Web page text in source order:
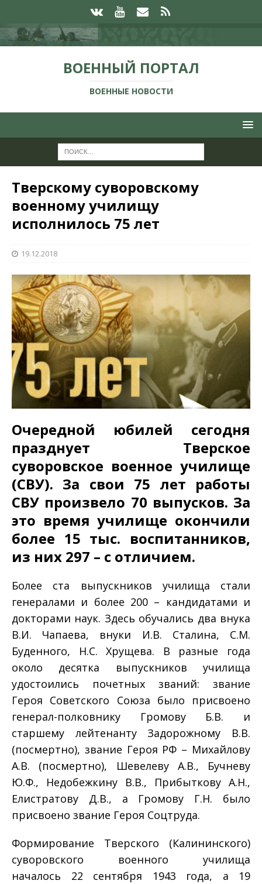
ВОЕННЫЙ ПОРТАЛ
ВОЕННЫЕ НОВОСТИ
Тверскому суворовскому
военному училищу
исполнилось 75 лет
19.12.2018
Очередной юбилей сегодня
празднует Тверское
суворовское военное училище
(СВУ). За свои 75 лет работы
СВУ произвело 70 выпусков. За
это время училище окончили
более 15 тыс. воспитанников,
из них 297 – с отличием.
Более ста выпускников училища стали
генералами и более 200 – кандидатами и
докторами наук. Здесь обучались два внука
В.И. Чапаева, внуки И.В. Сталина, С.М.
Буденного, Н.С. Хрущева. В разные года
около десятка выпускников училища
удостоились почетных званий: звание
Героя Советского Союза было присвоено
генерал-полковнику Громову Б.В. и
старшему лейтенанту Задорожному В.В.
(посмертно), звание Героя РФ – Михайлову
А.В. (посмертно), Шевелеву А.В., Бучневу
Ю.Ф., Недобежкину В.В., Прибыткову А.Н.,
Елистратову Д.В., а Громову Г.Н. было
присвоено звание Героя Соцтруда.
Формирование Тверского (Калининского)
суворовского военного училища
началось 22 сентября 1943 года, а 19